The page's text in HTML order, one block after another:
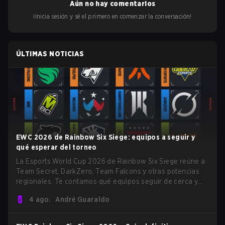
Aún no hay comentarios
¡Inicia sesión y sé el primero en comenzar la conversación!
ÚLTIMAS NOTICIAS
EWC 2026 de Rainbow Six Siege: equipos a seguir y
qué esperar del torneo
La Esports World Cup 2026 de Rainbow Six Siege reúne a
Team Secret, DarkZero, Team Falcons y otras potencias
regionales. Te contamos qué equipos seguir de cerca y
4 ago.
André Guaraldo